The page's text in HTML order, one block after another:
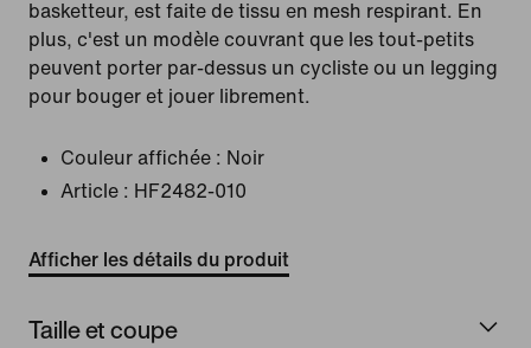
basketteur, est faite de tissu en mesh respirant. En
plus, c'est un modèle couvrant que les tout-petits
peuvent porter par-dessus un cycliste ou un legging
pour bouger et jouer librement.
Couleur affichée : Noir
Article : HF2482-010
Afficher les détails du produit
Taille et coupe